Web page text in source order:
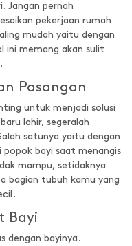
Jangan pernah
pekerjaan rumah
mudah yaitu dengan
ini memang akan sulit
Pasangan
untuk menjadi solusi
lahir, segeralah
satunya yaitu dengan
bayi saat menangis
mampu, setidaknya
bagian tubuh kamu yang
Bayi
dengan bayinya.